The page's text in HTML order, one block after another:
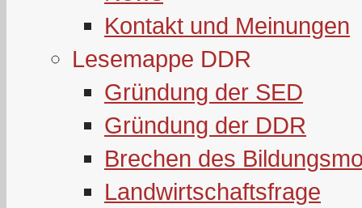
Kontakt und Meinungen
Lesemappe DDR
Gründung der SED
Gründung der DDR
Brechen des
Landwirtschaftsfrage